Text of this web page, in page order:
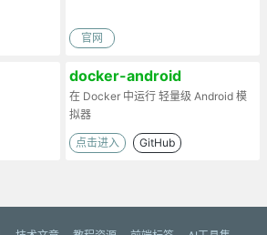
官网
docker-android
在 Docker 中运行 轻量级 Android 模
拟器
点击进入 GitHub